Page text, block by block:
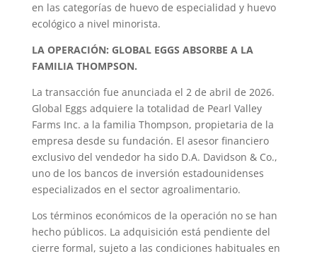
en las categorías de huevo de especialidad y huevo
ecológico a nivel minorista.
LA OPERACIÓN: GLOBAL EGGS ABSORBE A LA
FAMILIA THOMPSON.
La transacción fue anunciada el 2 de abril de 2026.
Global Eggs adquiere la totalidad de Pearl Valley
Farms Inc. a la familia Thompson, propietaria de la
empresa desde su fundación. El asesor financiero
exclusivo del vendedor ha sido D.A. Davidson & Co.,
uno de los bancos de inversión estadounidenses
especializados en el sector agroalimentario.
Los términos económicos de la operación no se han
hecho públicos. La adquisición está pendiente del
cierre formal, sujeto a las condiciones habituales en